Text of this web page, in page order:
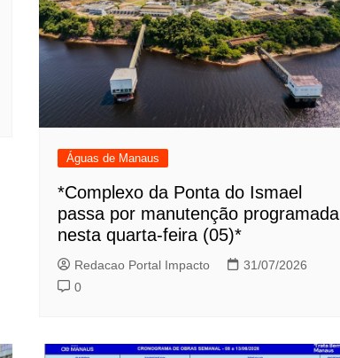
Águas de Manaus
*Complexo da Ponta do Ismael
passa por manutenção programada
nesta quarta-feira (05)*
Redacao Portal Impacto
31/07/2026
0